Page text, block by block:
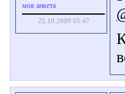
моя анкета
25.10.2009 05:47